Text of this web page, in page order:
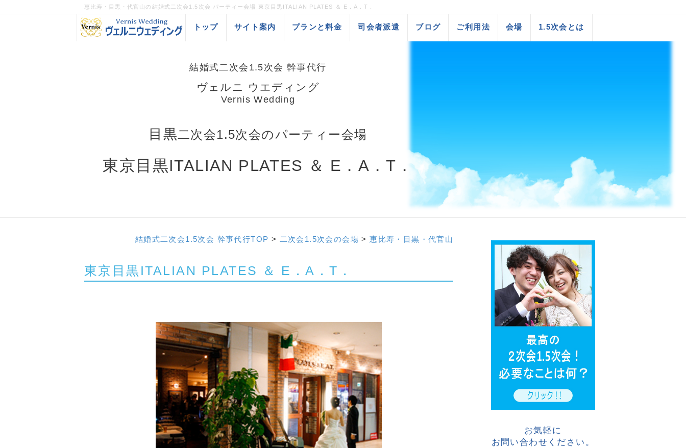
恵比寿・目黒・代官山の結婚式二次会1.5次会 パーティー会場 東京目黒ITALIAN PLATES ＆ E．A．T．
トップ サイト案内 プランと料金 司会者派遣 ブログ ご利用法 会場 1.5次会とは
結婚式二次会1.5次会 幹事代行
ヴェルニ ウエディング
Vernis Wedding
目黒二次会1.5次会のパーティー会場
東京目黒ITALIAN PLATES ＆ E．A．T．
結婚式二次会1.5次会 幹事代行TOP > 二次会1.5次会の会場 >恵比寿・目黒・代官山
東京目黒ITALIAN PLATES ＆ E．A．T．
お気軽に
お問い合わせください。